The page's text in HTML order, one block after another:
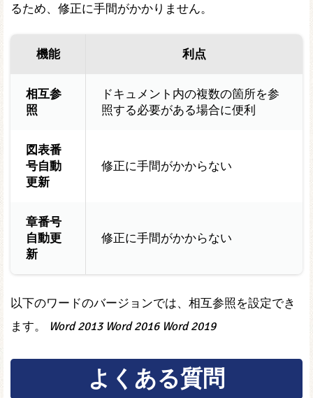
るため、修正に手間がかかりません。
機能 利点
相互参
照
ドキュメント内の複数の箇所を参
照する必要がある場合に便利
図表番
号自動
更新
修正に手間がかからない
章番号
自動更
新
修正に手間がかからない
以下のワードのバージョンでは、相互参照を設定でき
ます。
Word 2013 Word 2016 Word 2019
よくある質問